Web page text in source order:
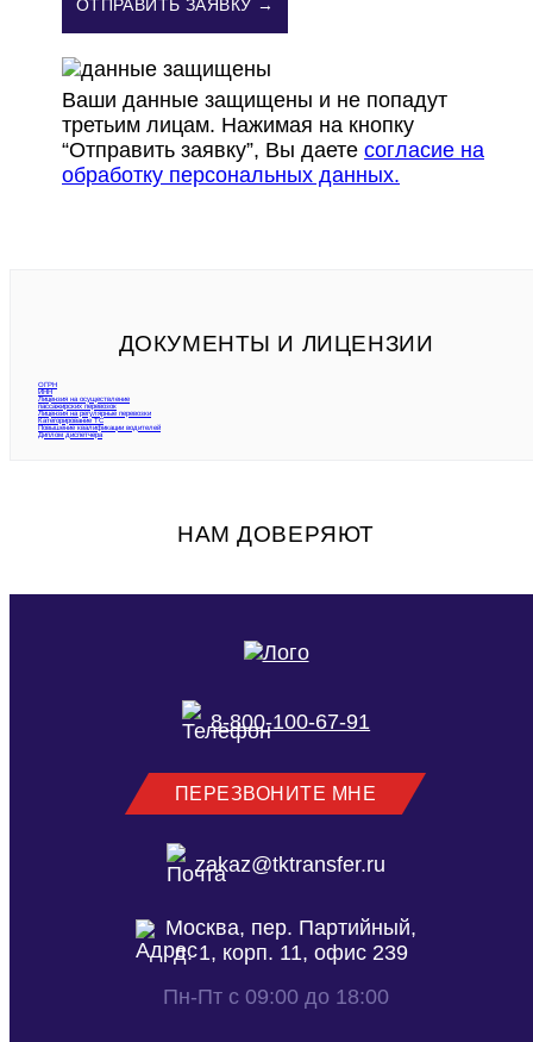
ОТПРАВИТЬ ЗАЯВКУ →
Ваши данные защищены и не попадут
третьим лицам. Нажимая на кнопку
“Отправить заявку”, Вы даете согласие на
обработку персональных данных.
ДОКУМЕНТЫ И ЛИЦЕНЗИИ
ОГРН
ИНН
Лицензия на осуществление
пассажирских перевозок
Лицензия на регулярные перевозки
Категорирование ТС
Повышение квалификации водителей
Диплом диспетчера
НАМ ДОВЕРЯЮТ
8-800-100-67-91
ПЕРЕЗВОНИТЕ МНЕ
zakaz@tktransfer.ru
Москва, пер. Партийный,
д. 1, корп. 11, офис 239
Пн-Пт с 09:00 до 18:00